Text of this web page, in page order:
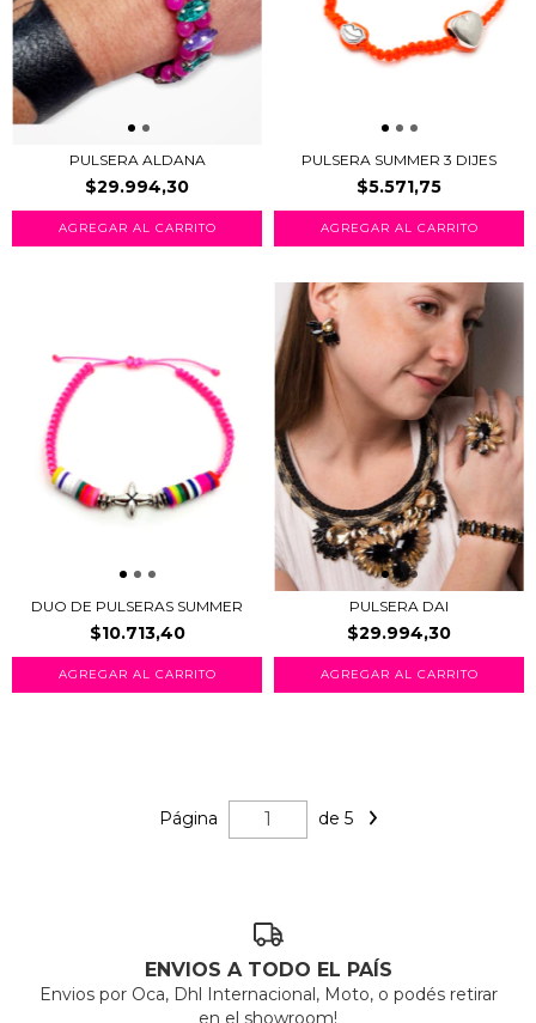
PULSERA ALDANA
$29.994,30
PULSERA SUMMER 3 DIJES
$5.571,75
DUO DE PULSERAS SUMMER
$10.713,40
PULSERA DAI
$29.994,30
Página de 5
ENVIOS A TODO EL PAÍS
Envios por Oca, Dhl Internacional, Moto, o podés retirar
en el showroom!